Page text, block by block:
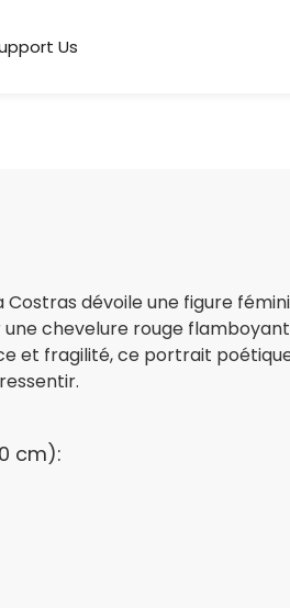
Us
dévoile une figure
chevelure rouge
et fragilité, ce portrait
cm):